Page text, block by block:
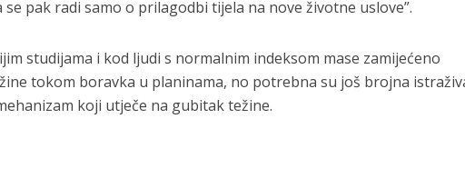
pak radi samo o prilagodbi tijela na nove životne uslove”.
studijama i kod ljudi s normalnim indeksom mase zamijećeno
tokom boravka u planinama, no potrebna su još brojna
koji utječe na gubitak težine.